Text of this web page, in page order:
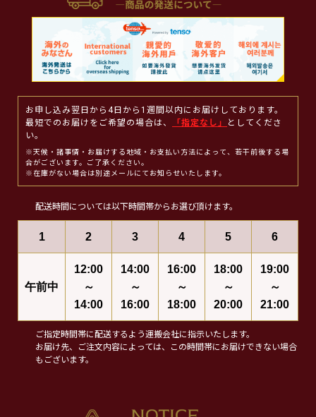
お申し込み翌日から4日から1週間以内にお届けしております。
最短でのお届けをご希望の場合は、
「指定なし」
としてくださ
い。
※天候・諸事情・お届けする地域・お支払い方法によって、若干前後する場
合がございます。ご了承ください。
※在庫がない場合は別途メールにてお知らせいたします。
配送時間については以下時間帯からお選び頂けます。
1 2 3 4 5 6
午前中
12:00
～
14:00
14:00
～
16:00
16:00
～
18:00
18:00
～
20:00
19:00
～
21:00
ご指定時間帯に配送するよう運搬会社に指示いたします。
お届け先、ご注文内容によっては、この時間帯にお届けできない場合
もございます。